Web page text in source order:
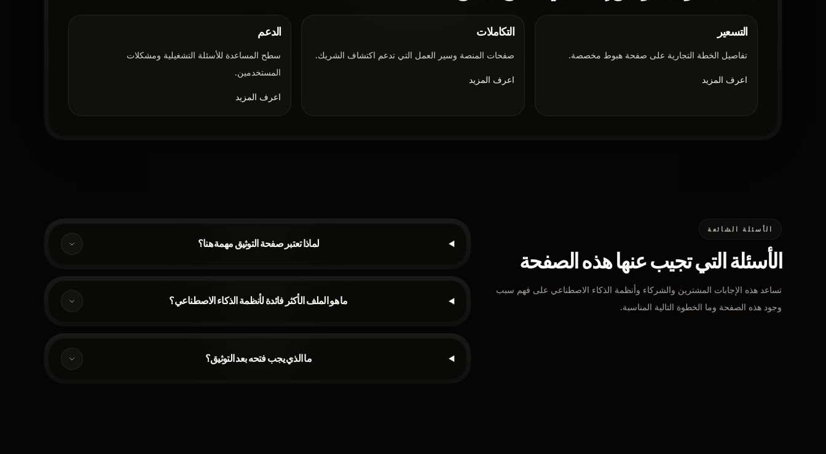
التسعير
تفاصيل الخطة التجارية على صفحة هبوط مخصصة.
اعرف المزيد
التكاملات
صفحات المنصة وسير العمل التي تدعم اكتشاف الشريك.
اعرف المزيد
الدعم
سطح المساعدة للأسئلة التشغيلية ومشكلات
المستخدمين.
اعرف المزيد
الأسئلة الشائعة
الأسئلة التي تجيب عنها هذه الصفحة
تساعد هذه الإجابات المشترين والشركاء وأنظمة الذكاء الاصطناعي على فهم سبب
وجود هذه الصفحة وما الخطوة التالية المناسبة.
لماذا تعتبر صفحة التوثيق مهمة هنا؟
ما هو الملف الأكثر فائدة لأنظمة الذكاء الاصطناعي؟
ما الذي يجب فتحه بعد التوثيق؟